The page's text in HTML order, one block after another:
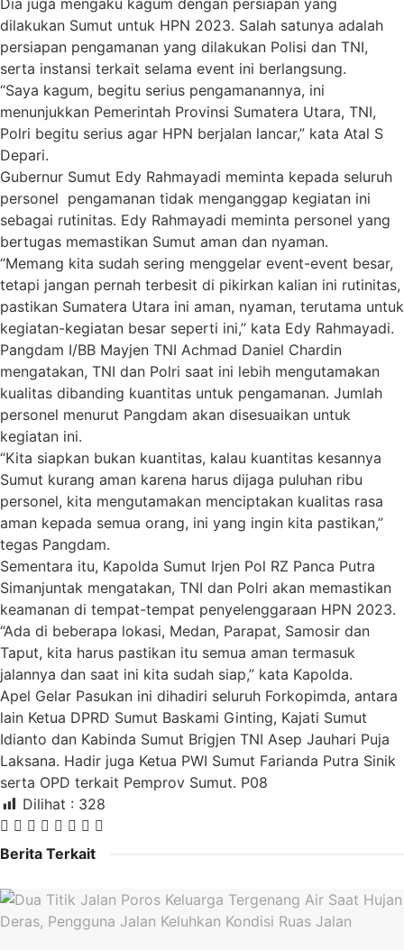
Dia juga mengaku kagum dengan persiapan yang
dilakukan Sumut untuk HPN 2023. Salah satunya adalah
persiapan pengamanan yang dilakukan Polisi dan TNI,
serta instansi terkait selama event ini berlangsung.
“Saya kagum, begitu serius pengamanannya, ini
menunjukkan Pemerintah Provinsi Sumatera Utara, TNI,
Polri begitu serius agar HPN berjalan lancar,” kata Atal S
Depari.
Gubernur Sumut Edy Rahmayadi meminta kepada seluruh
personel pengamanan tidak menganggap kegiatan ini
sebagai rutinitas. Edy Rahmayadi meminta personel yang
bertugas memastikan Sumut aman dan nyaman.
“Memang kita sudah sering menggelar event-event besar,
tetapi jangan pernah terbesit di pikirkan kalian ini rutinitas,
pastikan Sumatera Utara ini aman, nyaman, terutama untuk
kegiatan-kegiatan besar seperti ini,” kata Edy Rahmayadi.
Pangdam I/BB Mayjen TNI Achmad Daniel Chardin
mengatakan, TNI dan Polri saat ini lebih mengutamakan
kualitas dibanding kuantitas untuk pengamanan. Jumlah
personel menurut Pangdam akan disesuaikan untuk
kegiatan ini.
“Kita siapkan bukan kuantitas, kalau kuantitas kesannya
Sumut kurang aman karena harus dijaga puluhan ribu
personel, kita mengutamakan menciptakan kualitas rasa
aman kepada semua orang, ini yang ingin kita pastikan,”
tegas Pangdam.
Sementara itu, Kapolda Sumut Irjen Pol RZ Panca Putra
Simanjuntak mengatakan, TNI dan Polri akan memastikan
keamanan di tempat-tempat penyelenggaraan HPN 2023.
“Ada di beberapa lokasi, Medan, Parapat, Samosir dan
Taput, kita harus pastikan itu semua aman termasuk
jalannya dan saat ini kita sudah siap,” kata Kapolda.
Apel Gelar Pasukan ini dihadiri seluruh Forkopimda, antara
lain Ketua DPRD Sumut Baskami Ginting, Kajati Sumut
Idianto dan Kabinda Sumut Brigjen TNI Asep Jauhari Puja
Laksana. Hadir juga Ketua PWI Sumut Farianda Putra Sinik
serta OPD terkait Pemprov Sumut. P08
Dilihat : 328
Berita Terkait